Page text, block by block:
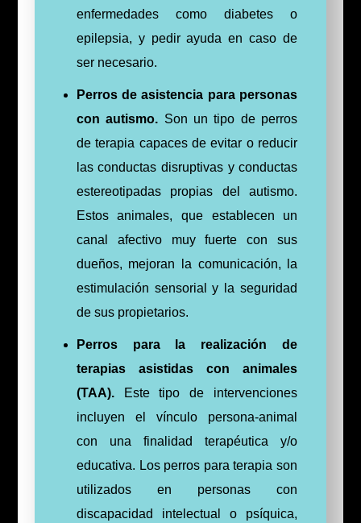
enfermedades como diabetes o
epilepsia, y pedir ayuda en caso de
ser necesario.
Perros de asistencia para personas
con autismo. Son un tipo de perros
de terapia capaces de evitar o reducir
las conductas disruptivas y conductas
estereotipadas propias del autismo.
Estos animales, que establecen un
canal afectivo muy fuerte con sus
dueños, mejoran la comunicación, la
estimulación sensorial y la seguridad
de sus propietarios.
Perros para la realización de
terapias asistidas con animales
(TAA).Este tipo de intervenciones
incluyen el vínculo persona-animal
con una finalidad terapéutica y/o
educativa. Los perros para terapia son
utilizados en personas con
discapacidad intelectual o psíquica,